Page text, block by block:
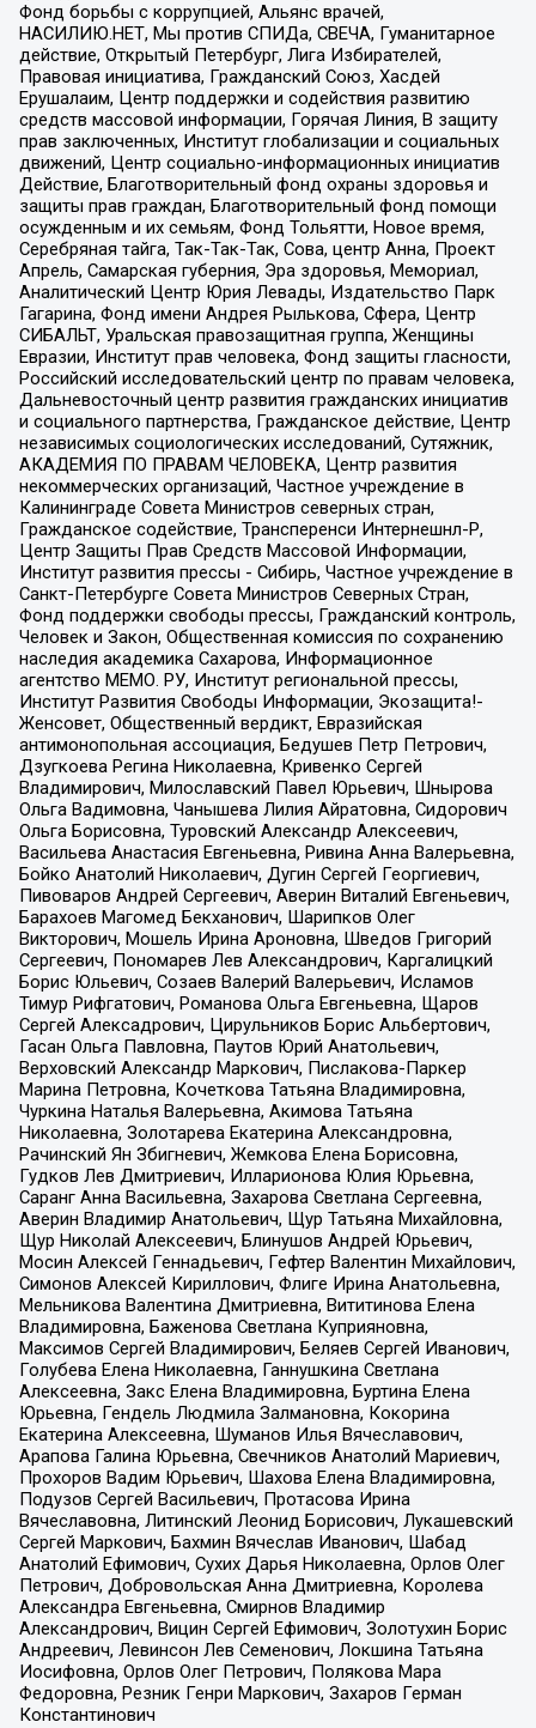
Фонд борьбы с коррупцией, Альянс врачей,
НАСИЛИЮ.НЕТ, Мы против СПИДа, СВЕЧА, Гуманитарное
действие, Открытый Петербург, Лига Избирателей,
Правовая инициатива, Гражданский Союз, Хасдей
Ерушалаим, Центр поддержки и содействия развитию
средств массовой информации, Горячая Линия, В защиту
прав заключенных, Институт глобализации и социальных
движений, Центр социально-информационных инициатив
Действие, Благотворительный фонд охраны здоровья и
защиты прав граждан, Благотворительный фонд помощи
осужденным и их семьям, Фонд Тольятти, Новое время,
Серебряная тайга, Так-Так-Так, Сова, центр Анна, Проект
Апрель, Самарская губерния, Эра здоровья, Мемориал,
Аналитический Центр Юрия Левады, Издательство Парк
Гагарина, Фонд имени Андрея Рылькова, Сфера, Центр
СИБАЛЬТ, Уральская правозащитная группа, Женщины
Евразии, Институт прав человека, Фонд защиты гласности,
Российский исследовательский центр по правам человека,
Дальневосточный центр развития гражданских инициатив
и социального партнерства, Гражданское действие, Центр
независимых социологических исследований, Сутяжник,
АКАДЕМИЯ ПО ПРАВАМ ЧЕЛОВЕКА, Центр развития
некоммерческих организаций, Частное учреждение в
Калининграде Совета Министров северных стран,
Гражданское содействие, Трансперенси Интернешнл-Р,
Центр Защиты Прав Средств Массовой Информации,
Институт развития прессы - Сибирь, Частное учреждение в
Санкт-Петербурге Совета Министров Северных Стран,
Фонд поддержки свободы прессы, Гражданский контроль,
Человек и Закон, Общественная комиссия по сохранению
наследия академика Сахарова, Информационное
агентство МЕМО. РУ, Институт региональной прессы,
Институт Развития Свободы Информации, Экозащита!-
Женсовет, Общественный вердикт, Евразийская
антимонопольная ассоциация, Бедушев Петр Петрович,
Дзугкоева Регина Николаевна, Кривенко Сергей
Владимирович, Милославский Павел Юрьевич, Шнырова
Ольга Вадимовна, Чанышева Лилия Айратовна, Сидорович
Ольга Борисовна, Туровский Александр Алексеевич,
Васильева Анастасия Евгеньевна, Ривина Анна Валерьевна,
Бойко Анатолий Николаевич, Дугин Сергей Георгиевич,
Пивоваров Андрей Сергеевич, Аверин Виталий Евгеньевич,
Барахоев Магомед Бекханович, Шарипков Олег
Викторович, Мошель Ирина Ароновна, Шведов Григорий
Сергеевич, Пономарев Лев Александрович, Каргалицкий
Борис Юльевич, Созаев Валерий Валерьевич, Исламов
Тимур Рифгатович, Романова Ольга Евгеньевна, Щаров
Сергей Алексадрович, Цирульников Борис Альбертович,
Гасан Ольга Павловна, Паутов Юрий Анатольевич,
Верховский Александр Маркович, Пислакова-Паркер
Марина Петровна, Кочеткова Татьяна Владимировна,
Чуркина Наталья Валерьевна, Акимова Татьяна
Николаевна, Золотарева Екатерина Александровна,
Рачинский Ян Збигневич, Жемкова Елена Борисовна,
Гудков Лев Дмитриевич, Илларионова Юлия Юрьевна,
Саранг Анна Васильевна, Захарова Светлана Сергеевна,
Аверин Владимир Анатольевич, Щур Татьяна Михайловна,
Щур Николай Алексеевич, Блинушов Андрей Юрьевич,
Мосин Алексей Геннадьевич, Гефтер Валентин Михайлович,
Симонов Алексей Кириллович, Флиге Ирина Анатольевна,
Мельникова Валентина Дмитриевна, Вититинова Елена
Владимировна, Баженова Светлана Куприяновна,
Максимов Сергей Владимирович, Беляев Сергей Иванович,
Голубева Елена Николаевна, Ганнушкина Светлана
Алексеевна, Закс Елена Владимировна, Буртина Елена
Юрьевна, Гендель Людмила Залмановна, Кокорина
Екатерина Алексеевна, Шуманов Илья Вячеславович,
Арапова Галина Юрьевна, Свечников Анатолий Мариевич,
Прохоров Вадим Юрьевич, Шахова Елена Владимировна,
Подузов Сергей Васильевич, Протасова Ирина
Вячеславовна, Литинский Леонид Борисович, Лукашевский
Сергей Маркович, Бахмин Вячеслав Иванович, Шабад
Анатолий Ефимович, Сухих Дарья Николаевна, Орлов Олег
Петрович, Добровольская Анна Дмитриевна, Королева
Александра Евгеньевна, Смирнов Владимир
Александрович, Вицин Сергей Ефимович, Золотухин Борис
Андреевич, Левинсон Лев Семенович, Локшина Татьяна
Иосифовна, Орлов Олег Петрович, Полякова Мара
Федоровна, Резник Генри Маркович, Захаров Герман
Константинович